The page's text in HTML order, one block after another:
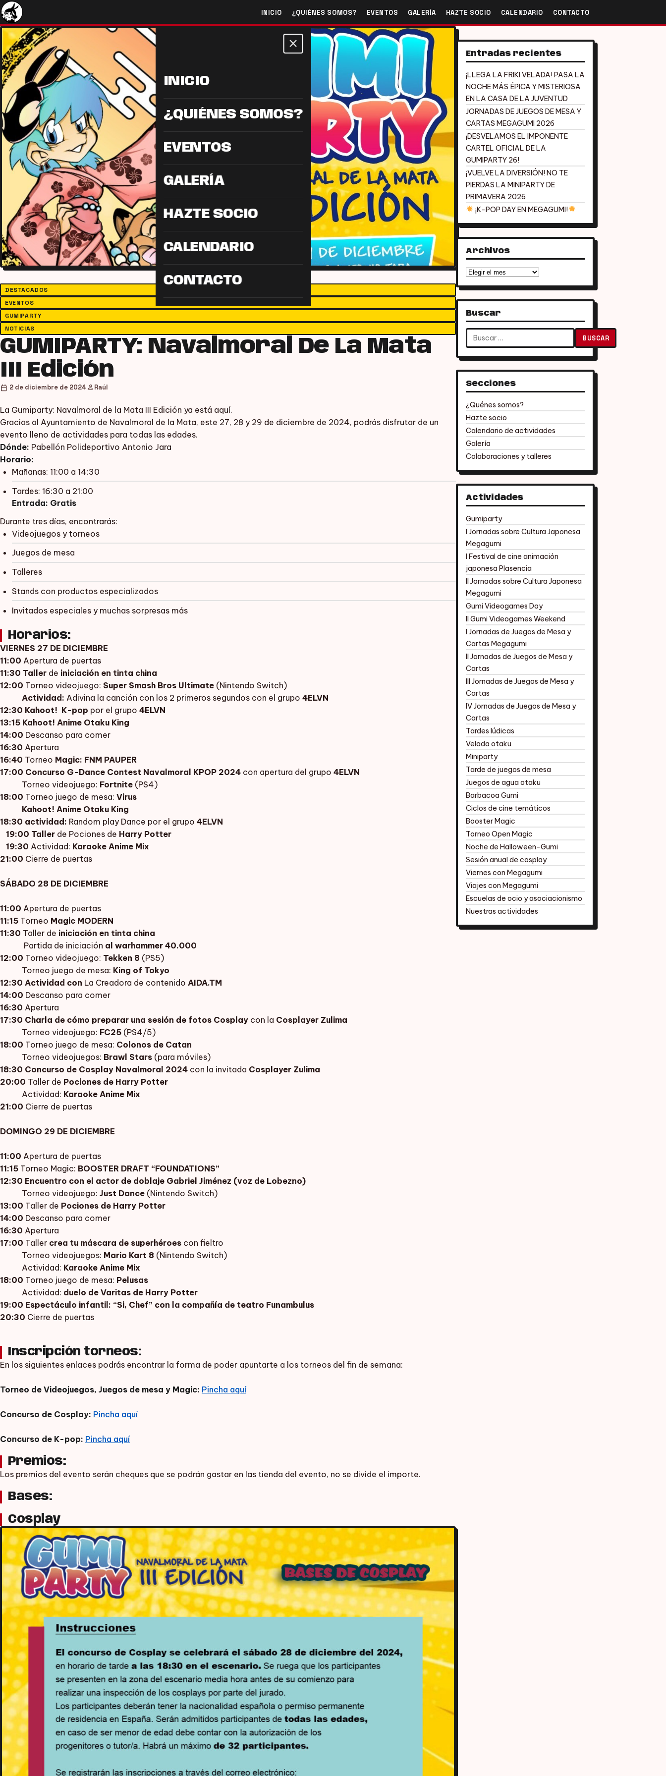
INICIO ¿QUIÉNES SOMOS? EVENTOS GALERÍA HAZTE SOCIO CALENDARIO CONTACTO
close
INICIO
¿QUIÉNES SOMOS?
EVENTOS
GALERÍA
HAZTE SOCIO
CALENDARIO
CONTACTO
DESTACADOS
EVENTOS
GUMIPARTY
NOTICIAS
GUMIPARTY: Navalmoral De La Mata
III Edición
calendar_today 2 de diciembre de 2024person Raúl
La Gumiparty: Navalmoral de la Mata III Edición ya está aquí.
Gracias al Ayuntamiento de Navalmoral de la Mata, este 27, 28 y 29 de diciembre de 2024, podrás disfrutar de un
evento lleno de actividades para todas las edades.
Dónde: Pabellón Polideportivo Antonio Jara
Horario:
Mañanas: 11:00 a 14:30
Tardes: 16:30 a 21:00
Entrada: Gratis
Durante tres días, encontrarás:
Videojuegos y torneos
Juegos de mesa
Talleres
Stands con productos especializados
Invitados especiales y muchas sorpresas más
Horarios:
VIERNES 27 DE DICIEMBRE
11:00 Apertura de puertas
11:30 Taller de iniciación en tinta china
12:00 Torneo videojuego: Super Smash Bros Ultimate (Nintendo Switch)
Actividad: Adivina la canción con los 2 primeros segundos con el grupo 4ELVN
12:30 Kahoot! K-pop por el grupo 4ELVN
13:15 Kahoot! Anime Otaku King
14:00 Descanso para comer
16:30 Apertura
16:40 Torneo Magic: FNM PAUPER
17:00 Concurso G-Dance Contest Navalmoral KPOP 2024 con apertura del grupo 4ELVN
Torneo videojuego: Fortnite (PS4)
18:00 Torneo juego de mesa: Virus
Kahoot! Anime Otaku King
18:30 actividad: Random play Dance por el grupo 4ELVN
19:00 Taller de Pociones de Harry Potter
19:30 Actividad: Karaoke Anime Mix
21:00 Cierre de puertas
SÁBADO 28 DE DICIEMBRE
11:00 Apertura de puertas
11:15 Torneo Magic MODERN
11:30 Taller de iniciación en tinta china
Partida de iniciación al warhammer 40.000
12:00 Torneo videojuego: Tekken 8 (PS5)
Torneo juego de mesa: King of Tokyo
12:30 Actividad con La Creadora de contenido AIDA.TM
14:00 Descanso para comer
16:30 Apertura
17:30 Charla de cómo preparar una sesión de fotos Cosplay con la Cosplayer Zulima
Torneo videojuego: FC25 (PS4/5)
18:00 Torneo juego de mesa: Colonos de Catan
Torneo videojuegos: Brawl Stars (para móviles)
18:30 Concurso de Cosplay Navalmoral 2024 con la invitada Cosplayer Zulima
20:00 Taller de Pociones de Harry Potter
Actividad: Karaoke Anime Mix
21:00 Cierre de puertas
DOMINGO 29 DE DICIEMBRE
11:00 Apertura de puertas
11:15 Torneo Magic: BOOSTER DRAFT “FOUNDATIONS”
12:30 Encuentro con el actor de doblaje Gabriel Jiménez (voz de Lobezno)
Torneo videojuego: Just Dance (Nintendo Switch)
13:00 Taller de Pociones de Harry Potter
14:00 Descanso para comer
16:30 Apertura
17:00 Taller crea tu máscara de superhéroes con fieltro
Torneo videojuegos: Mario Kart 8 (Nintendo Switch)
Actividad: Karaoke Anime Mix
18:00 Torneo juego de mesa: Pelusas
Actividad: duelo de Varitas de Harry Potter
19:00 Espectáculo infantil: “Si, Chef” con la compañía de teatro Funambulus
20:30 Cierre de puertas
Inscripción torneos:
En los siguientes enlaces podrás encontrar la forma de poder apuntarte a los torneos del fin de semana:
Torneo de Videojuegos, Juegos de mesa y Magic: Pincha aquí
Concurso de Cosplay: Pincha aquí
Concurso de K-pop: Pincha aquí
Premios:
Los premios del evento serán cheques que se podrán gastar en las tienda del evento, no se divide el importe.
Bases:
Cosplay
Entradas recientes
¡LLEGA LA FRIKI VELADA! PASA LA
NOCHE MÁS ÉPICA Y MISTERIOSA
EN LA CASA DE LA JUVENTUD
JORNADAS DE JUEGOS DE MESA Y
CARTAS MEGAGUMI 2026
¡DESVELAMOS EL IMPONENTE
CARTEL OFICIAL DE LA
GUMIPARTY 26!
¡VUELVE LA DIVERSIÓN! NO TE
PIERDAS LA MINIPARTY DE
PRIMAVERA 2026
¡K-POP DAY EN MEGAGUMI!
Archivos
Archivos
Buscar
Buscar:
Secciones
¿Quénes somos?
Hazte socio
Calendario de actividades
Galería
Colaboraciones y talleres
Actividades
Gumiparty
I Jornadas sobre Cultura Japonesa
Megagumi
I Festival de cine animación
japonesa Plasencia
II Jornadas sobre Cultura Japonesa
Megagumi
Gumi Videogames Day
II Gumi Videogames Weekend
I Jornadas de Juegos de Mesa y
Cartas Megagumi
II Jornadas de Juegos de Mesa y
Cartas
III Jornadas de Juegos de Mesa y
Cartas
IV Jornadas de Juegos de Mesa y
Cartas
Tardes lúdicas
Velada otaku
Miniparty
Tarde de juegos de mesa
Juegos de agua otaku
Barbacoa Gumi
Ciclos de cine temáticos
Booster Magic
Torneo Open Magic
Noche de Halloween-Gumi
Sesión anual de cosplay
Viernes con Megagumi
Viajes con Megagumi
Escuelas de ocio y asociacionismo
Nuestras actividades